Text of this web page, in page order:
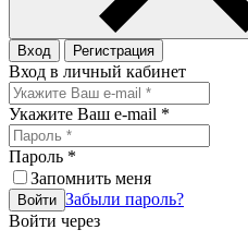
Вход Регистрация
Вход в личный кабинет
Укажите Ваш e-mail *
Пароль *
Запомнить меня
Войти Забыли пароль?
Войти через